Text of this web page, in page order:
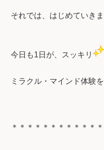
それでは、はじめていきま
今日も1日が、スッキリ
ミラクル・マインド体験
＊＊＊＊＊＊＊＊＊＊＊